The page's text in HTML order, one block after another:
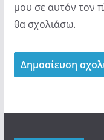
μου σε αυτόν τον
θα σχολιάσω.